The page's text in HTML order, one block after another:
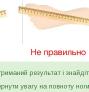
результат і
увагу на повноту